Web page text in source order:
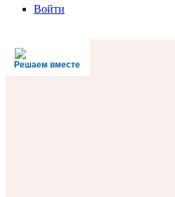
Войти
Решаем вместе